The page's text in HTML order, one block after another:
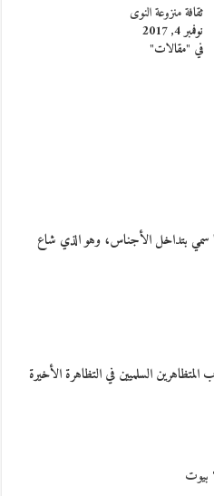
ثقافة منزوعة النوى
نوفمبر 4, 2017
في "مقالات"
بتداخل الأجناس، وهو الذي شاع
السلميين في التظاهرة الأخيرة
بيوت